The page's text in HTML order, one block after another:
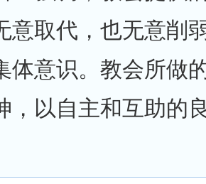
意取代，也无意削
体意识。教会所做
，以自主和互助的